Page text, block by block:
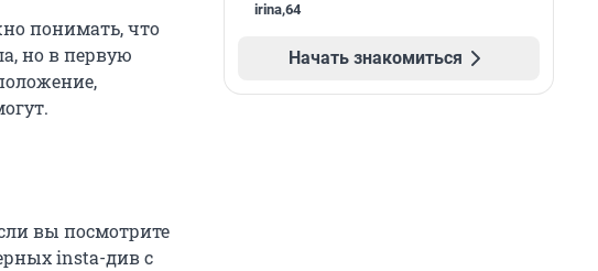
понимать, что
но в первую
вы посмотрите
insta-див с
irina,64
Начать знакомиться